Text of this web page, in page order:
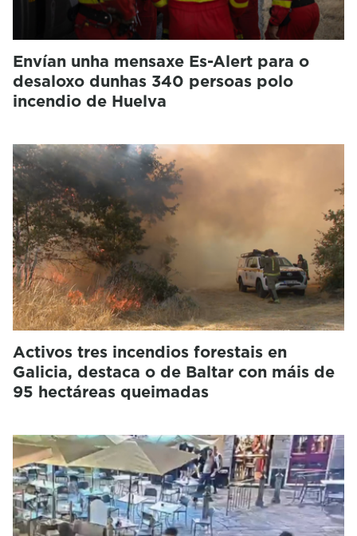
Envían unha mensaxe Es-Alert para o
desaloxo dunhas 340 persoas polo
incendio de Huelva
Activos tres incendios forestais en
Galicia, destaca o de Baltar con máis de
95 hectáreas queimadas